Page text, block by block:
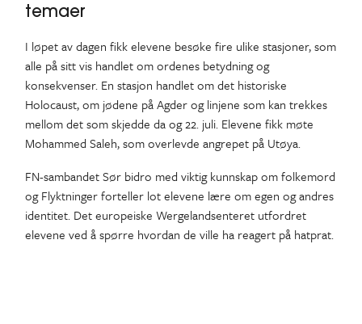
temaer
I løpet av dagen fikk elevene besøke fire ulike stasjoner, som
alle på sitt vis handlet om ordenes betydning og
konsekvenser. En stasjon handlet om det historiske
Holocaust, om jødene på Agder og linjene som kan trekkes
mellom det som skjedde da og 22. juli. Elevene fikk møte
Mohammed Saleh, som overlevde angrepet på Utøya.
FN-sambandet Sør bidro med viktig kunnskap om folkemord
og Flyktninger forteller lot elevene lære om egen og andres
identitet. Det europeiske Wergelandsenteret utfordret
elevene ved å spørre hvordan de ville ha reagert på hatprat.